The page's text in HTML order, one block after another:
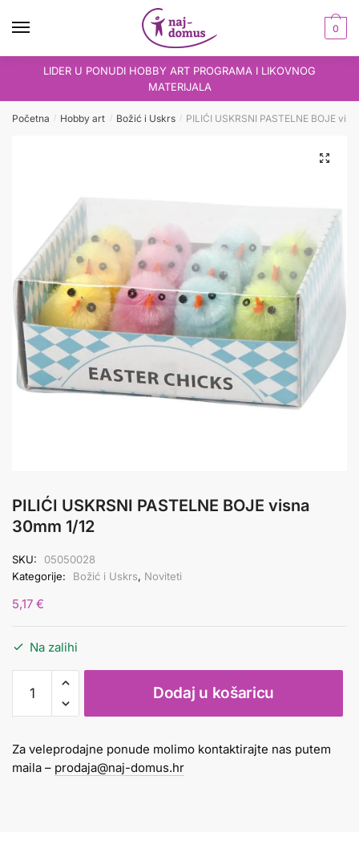
0
LIDER U PONUDI HOBBY ART PROGRAMA I LIKOVNOG
MATERIJALA
Početna / Hobby art / Božić i Uskrs / PILIĆI USKRSNI PASTELNE BOJE
PILIĆI USKRSNI PASTELNE BOJE visna
30mm 1/12
SKU:
05050028
Kategorije:
Božić i Uskrs, Noviteti
5,17 €
Na zalihi
USKRSNI
PASTELNE
visna
30mm
Dodaj u košaricu
Za veleprodajne ponude molimo kontaktirajte nas putem
maila – prodaja@naj-domus.hr